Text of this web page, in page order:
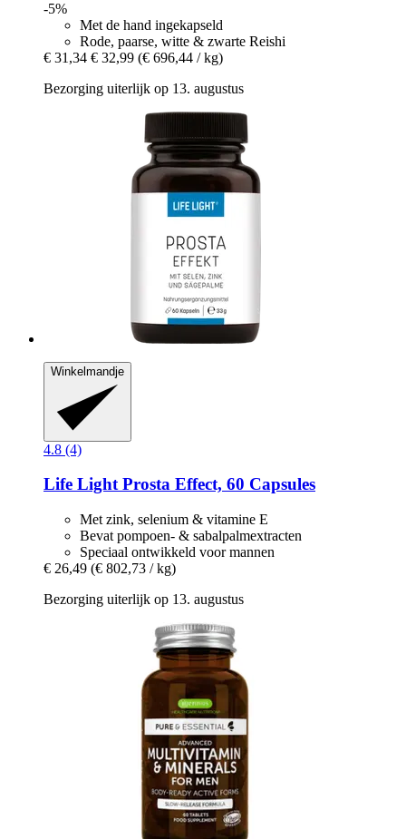
-5%
Met de hand ingekapseld
Rode, paarse, witte & zwarte Reishi
€ 31,34 € 32,99 (€ 696,44 / kg)
Bezorging uiterlijk op 13. augustus
Winkelmandje
4.8 (4)
Life LightProsta Effect, 60 Capsules
Met zink, selenium & vitamine E
Bevat pompoen- & sabalpalmextracten
Speciaal ontwikkeld voor mannen
€ 26,49 (€ 802,73 / kg)
Bezorging uiterlijk op 13. augustus